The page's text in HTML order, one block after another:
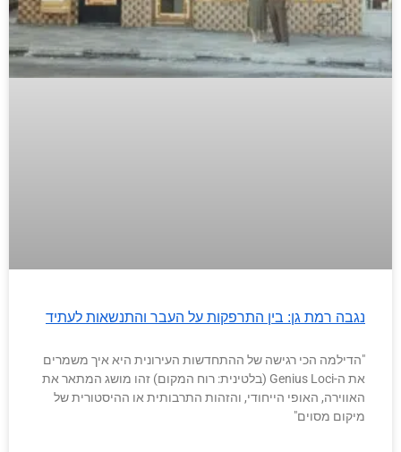
נגבה רמת גן: בין התרפקות על העבר והתנשאות לעתיד
"הדילמה הכי רגישה של ההתחדשות העירונית היא איך משמרים
את ה-Genius Loci (בלטינית: רוח המקום) זהו מושג המתאר את
האווירה, האופי הייחודי, והזהות התרבותית או ההיסטורית של
מיקום מסוים"